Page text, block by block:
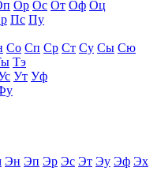
Ор Ос От Оф Оц
Пс Пу
Со Сп Ср Ст Су Сы Сю
Тэ
Ут Уф
Эн Эп Эр Эс Эт Эу Эф Эх